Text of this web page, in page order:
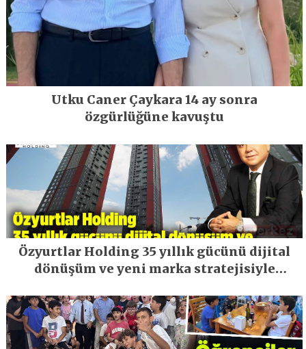
Utku Caner Çaykara 14 ay sonra
özgürlüğüne kavuştu
Özyurtlar Holding 35 yıllık gücünü dijital
dönüşüm ve yeni marka stratejisiyle